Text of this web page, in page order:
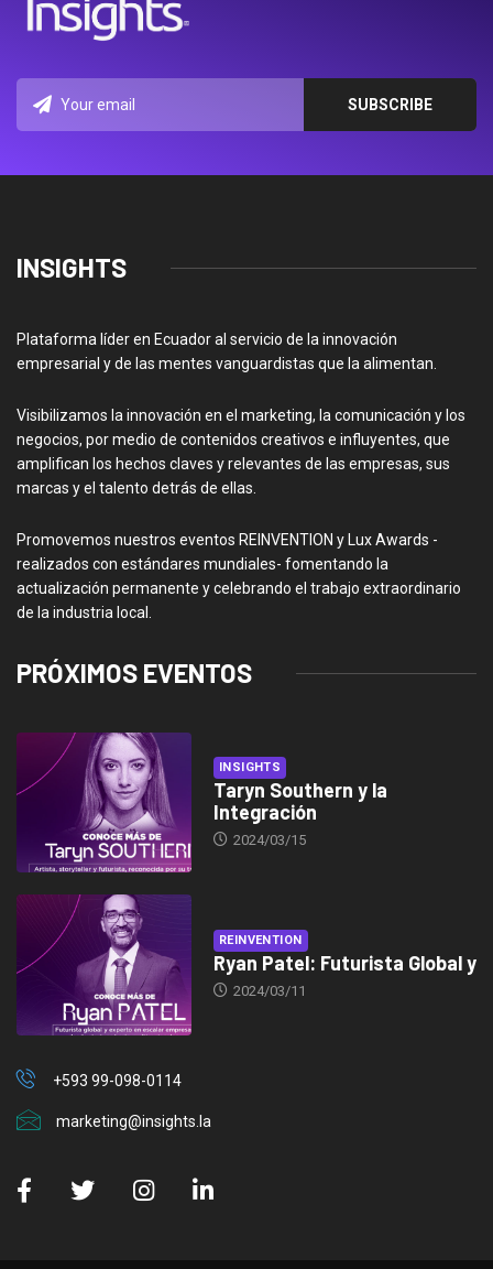
INSIGHTS
Plataforma líder en Ecuador al servicio de la innovación
empresarial y de las mentes vanguardistas que la alimentan.
Visibilizamos la innovación en el marketing, la comunicación y los
negocios, por medio de contenidos creativos e influyentes, que
amplifican los hechos claves y relevantes de las empresas, sus
marcas y el talento detrás de ellas.
Promovemos nuestros eventos REINVENTION y Lux Awards -
realizados con estándares mundiales- fomentando la
actualización permanente y celebrando el trabajo extraordinario
de la industria local.
PRÓXIMOS EVENTOS
INSIGHTS
Taryn Southern y la
Integración
2024/03/15
REINVENTION
Ryan Patel: Futurista Global y
2024/03/11
+593 99-098-0114
marketing@insights.la